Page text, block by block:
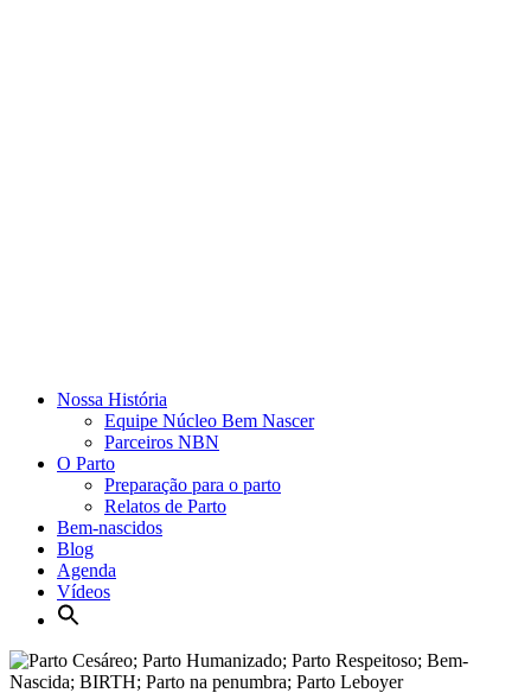
Nossa História
Equipe Núcleo Bem Nascer
Parceiros NBN
O Parto
Preparação para o parto
Relatos de Parto
Bem-nascidos
Blog
Agenda
Vídeos